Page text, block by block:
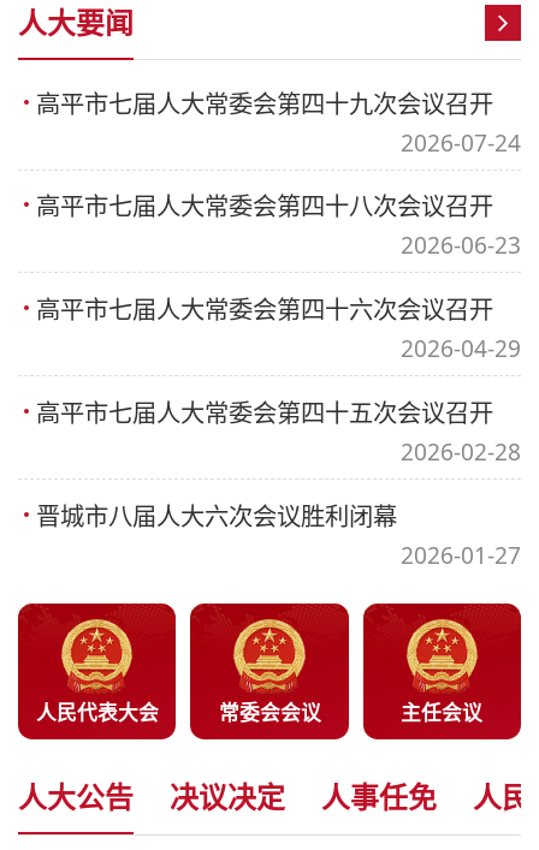
人大要闻
高平市七届人大常委会第四十九次会议召开
2026-07-24
高平市七届人大常委会第四十八次会议召开
2026-06-23
高平市七届人大常委会第四十六次会议召开
2026-04-29
高平市七届人大常委会第四十五次会议召开
2026-02-28
晋城市八届人大六次会议胜利闭幕
2026-01-27
人民代表大会 常委会会议 主任会议
人大公告 决议决定 人事任免 人民